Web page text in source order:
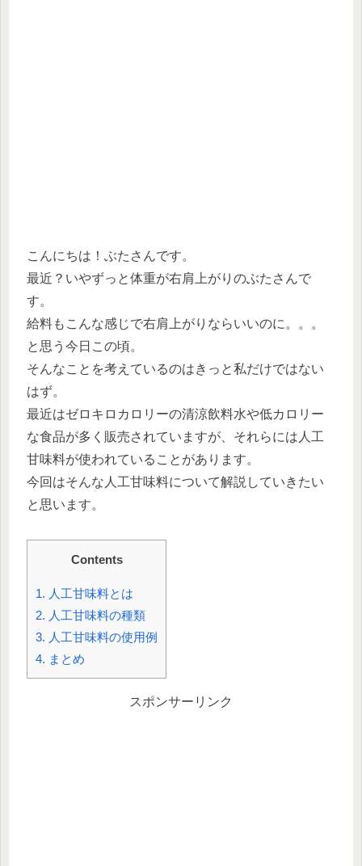
こんにちは！ぶたさんです。
最近？いやずっと体重が右肩上がりのぶたさんで
す。
給料もこんな感じで右肩上がりならいいのに。。。
と思う今日この頃。
そんなことを考えているのはきっと私だけではない
はず。
最近はゼロキロカロリーの清涼飲料水や低カロリー
な食品が多く販売されていますが、それらには人工
甘味料が使われていることがあります。
今回はそんな人工甘味料について解説していきたい
と思います。
Contents
1. 人工甘味料とは
2. 人工甘味料の種類
3. 人工甘味料の使用例
4. まとめ
スポンサーリンク